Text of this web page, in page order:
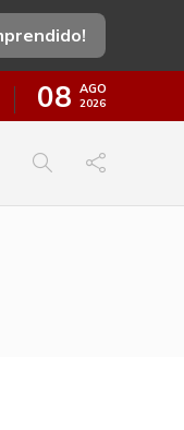
08 AGO
2026